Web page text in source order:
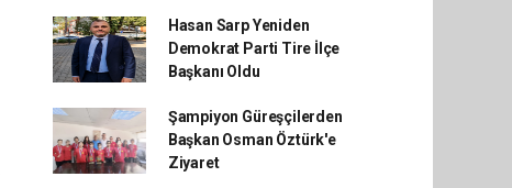
Hasan Sarp Yeniden
Demokrat Parti Tire İlçe
Başkanı Oldu
Şampiyon Güreşçilerden
Başkan Osman Öztürk'e
Ziyaret